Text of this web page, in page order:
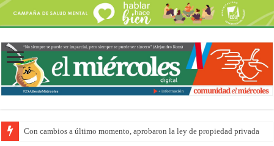
Con cambios a último momento, aprobaron la ley de propiedad privada